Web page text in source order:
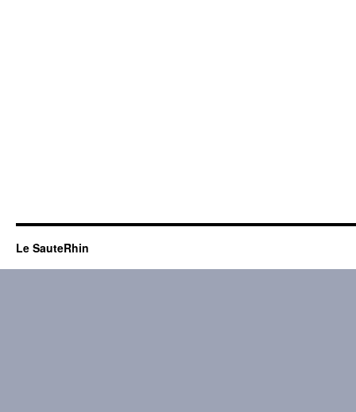
Le SauteRhin